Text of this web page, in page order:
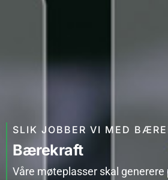
SLIK JOBBER VI MED
Bærekraft
Våre møteplasser skal generere